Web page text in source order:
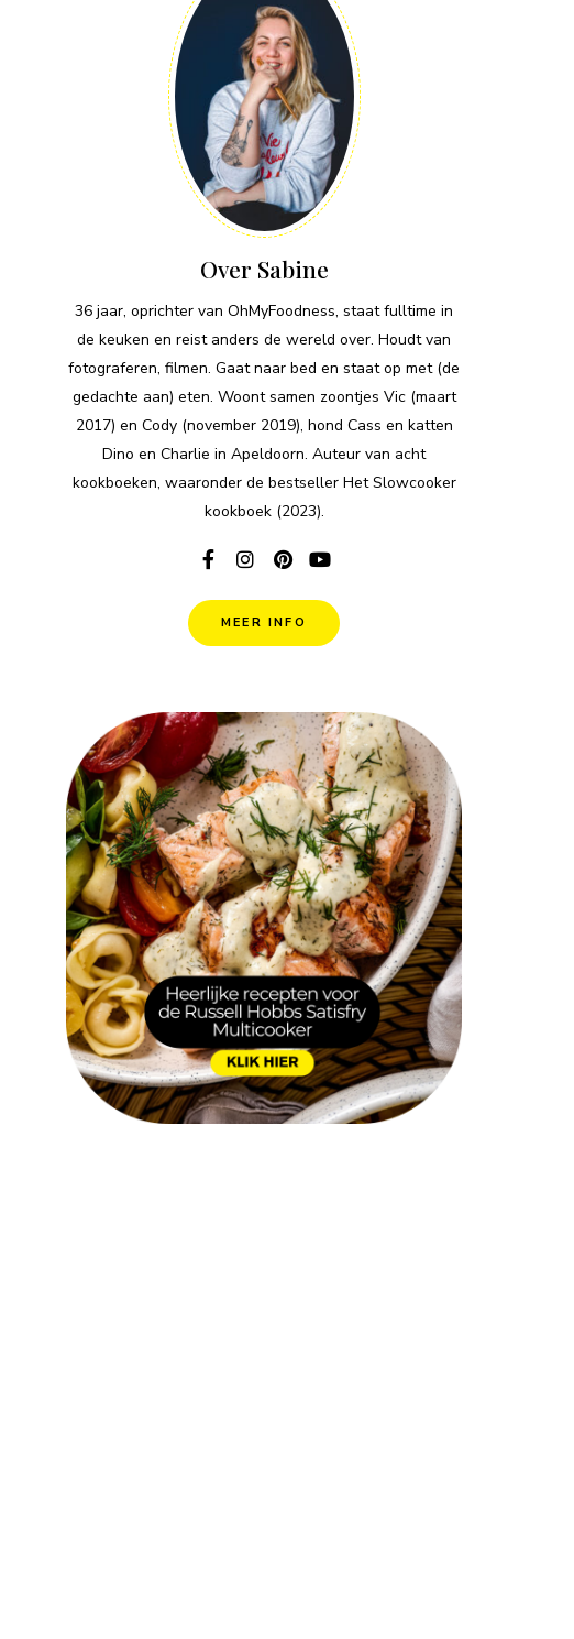
Over Sabine
36 jaar, oprichter van OhMyFoodness, staat fulltime in
de keuken en reist anders de wereld over. Houdt van
fotograferen, filmen. Gaat naar bed en staat op met (de
gedachte aan) eten. Woont samen zoontjes Vic (maart
2017) en Cody (november 2019), hond Cass en katten
Dino en Charlie in Apeldoorn. Auteur van acht
kookboeken, waaronder de bestseller Het Slowcooker
kookboek (2023).
MEER INFO